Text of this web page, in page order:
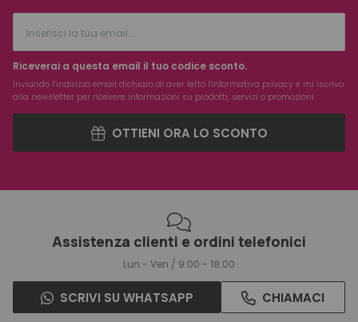
OTTIENI ORA LO SCONTO
Riceverai a questa email il tuo codice sconto.
Inviando l’indirizzo email dichiaro di aver letto l'informativa privacy e mi iscrivo
alla newsletter per ricevere informazioni su prodotti, servizi o promozioni
Assistenza clienti e ordini telefonici
Lun - Ven / 9:00 - 18:00
SCRIVI SU WHATSAPP CHIAMACI